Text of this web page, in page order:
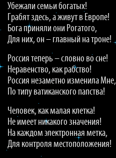
Убежали семьи богатых!
Грабят здесь, а живут в Европе!
Бога приняли они Рогатого,
Для них, он – главный на троне!
Россия теперь – словно во сне!
Неравенство, как рабство!
Россия незаметно изменила Мне,
По типу ватиканского папства!
Человек, как малая клетка!
Не имеет никакого значения!
На каждом электронная метка,
Для контроля местоположения!